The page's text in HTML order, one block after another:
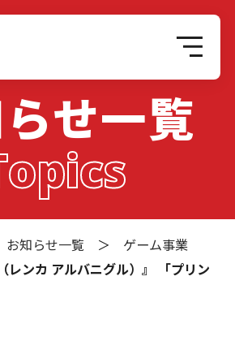
せ一覧
お知らせ一覧 ＞ ゲーム事業
レンカ アルバニグル）』 「プリン